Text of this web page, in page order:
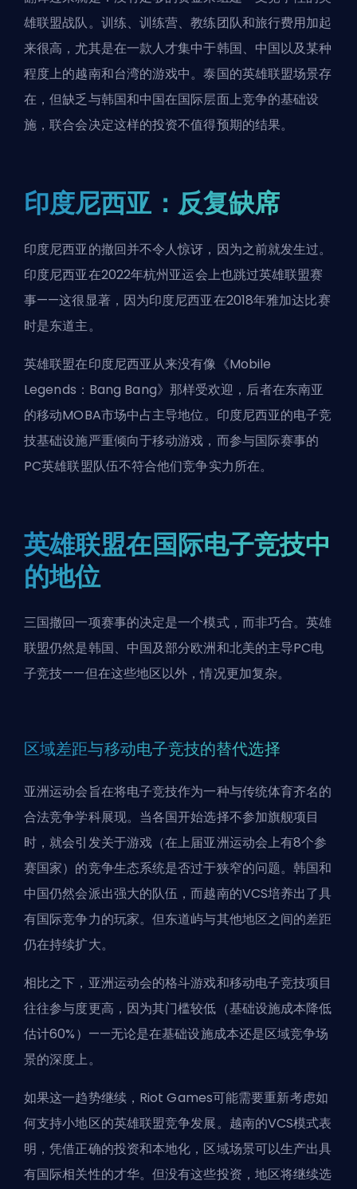
雄联盟战队。训练、训练营、教练团队和旅行费用加起
来很高，尤其是在一款人才集中于韩国、中国以及某种
程度上的越南和台湾的游戏中。泰国的英雄联盟场景存
在，但缺乏与韩国和中国在国际层面上竞争的基础设
施，联合会决定这样的投资不值得预期的结果。
印度尼西亚：反复缺席
印度尼西亚的撤回并不令人惊讶，因为之前就发生过。
印度尼西亚在2022年杭州亚运会上也跳过英雄联盟赛
事——这很显著，因为印度尼西亚在2018年雅加达比赛
时是东道主。
英雄联盟在印度尼西亚从来没有像《Mobile
Legends：Bang Bang》那样受欢迎，后者在东南亚
的移动MOBA市场中占主导地位。印度尼西亚的电子竞
技基础设施严重倾向于移动游戏，而参与国际赛事的
PC英雄联盟队伍不符合他们竞争实力所在。
英雄联盟在国际电子竞技中
的地位
三国撤回一项赛事的决定是一个模式，而非巧合。英雄
联盟仍然是韩国、中国及部分欧洲和北美的主导PC电
子竞技——但在这些地区以外，情况更加复杂。
区域差距与移动电子竞技的替代选择
亚洲运动会旨在将电子竞技作为一种与传统体育齐名的
合法竞争学科展现。当各国开始选择不参加旗舰项目
时，就会引发关于游戏（在上届亚洲运动会上有8个参
赛国家）的竞争生态系统是否过于狭窄的问题。韩国和
中国仍然会派出强大的队伍，而越南的VCS培养出了具
有国际竞争力的玩家。但东道屿与其他地区之间的差距
仍在持续扩大。
相比之下，亚洲运动会的格斗游戏和移动电子竞技项目
往往参与度更高，因为其门槛较低（基础设施成本降低
估计60%）——无论是在基础设施成本还是区域竞争场
景的深度上。
如果这一趋势继续，Riot Games可能需要重新考虑如
何支持小地区的英雄联盟竞争发展。越南的VCS模式表
明，凭借正确的投资和本地化，区域场景可以生产出具
有国际相关性的才华。但没有这些投资，地区将继续选